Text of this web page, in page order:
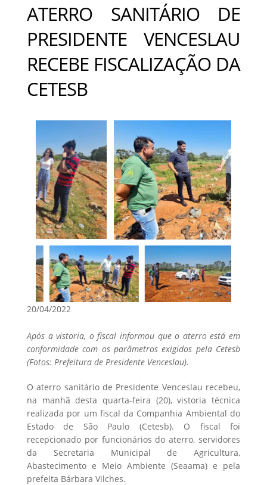
ATERRO SANITÁRIO DE
PRESIDENTE VENCESLAU
RECEBE FISCALIZAÇÃO DA
CETESB
20/04/2022
Após a vistoria, o fiscal informou que o aterro está em
conformidade com os parâmetros exigidos pela Cetesb
(Fotos: Prefeitura de Presidente Venceslau).
O aterro sanitário de Presidente Venceslau recebeu,
na manhã desta quarta-feira (20), vistoria técnica
realizada por um fiscal da Companhia Ambiental do
Estado de São Paulo (Cetesb). O fiscal foi
recepcionado por funcionários do aterro, servidores
da Secretaria Municipal de Agricultura,
Abastecimento e Meio Ambiente (Seaama) e pela
prefeita Bárbara Vilches.